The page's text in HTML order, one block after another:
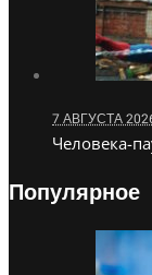
7 АВГУСТА
Человека-
Популярное